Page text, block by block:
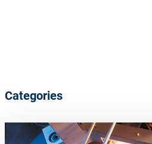
Categories